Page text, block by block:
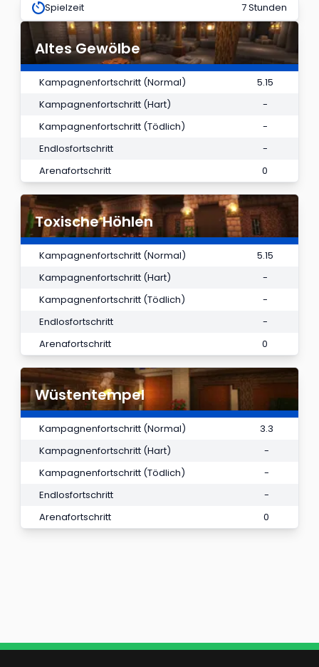
Spielzeit 7 Stunden
Altes Gewölbe
Kampagnenfortschritt (Normal)
5.15
Kampagnenfortschritt (Hart)
-
Kampagnenfortschritt (Tödlich)
-
Endlosfortschritt
-
Arenafortschritt
0
Toxische Höhlen
Kampagnenfortschritt (Normal)
5.15
Kampagnenfortschritt (Hart)
-
Kampagnenfortschritt (Tödlich)
-
Endlosfortschritt
-
Arenafortschritt
0
Wüstentempel
Kampagnenfortschritt (Normal)
3.3
Kampagnenfortschritt (Hart)
-
Kampagnenfortschritt (Tödlich)
-
Endlosfortschritt
-
Arenafortschritt
0